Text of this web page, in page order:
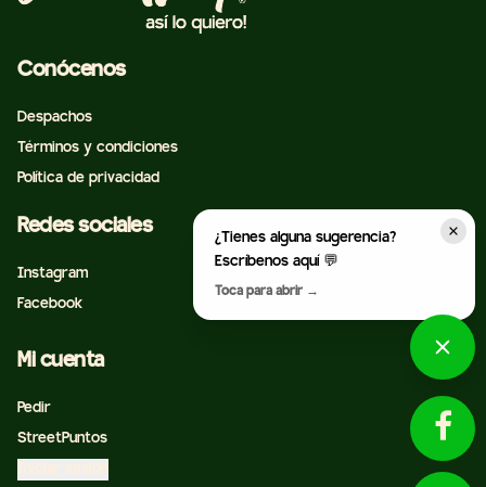
¿Tienes alguna sugerencia?
Escríbenos aquí 💬
Toca para abrir →
Conócenos
Despachos
Términos y condiciones
Política de privacidad
Redes sociales
Instagram
Facebook
Mi cuenta
Pedir
StreetPuntos